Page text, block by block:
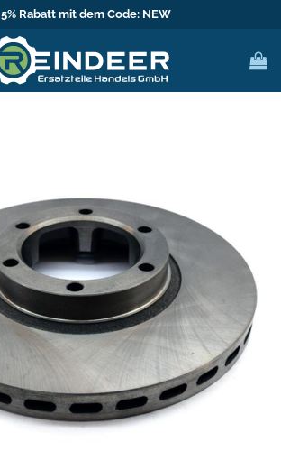
5% Rabatt mit dem Code: NEW